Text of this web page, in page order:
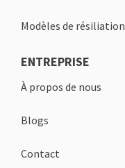
Modèles de résiliation
ENTREPRISE
À propos de nous
Blogs
Contact